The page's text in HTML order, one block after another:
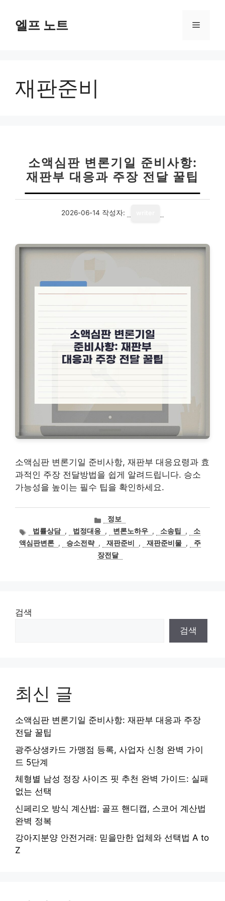
엘프 노트 메
재판준비
소액심판 변론기일 준비사항:
재판부 대응과 주장 전달 꿀팁
2026-06-14 작성자:
소액심판 변론기일 준비사항, 재판부 대응요령과 효
과적인 주장 전달방법을 쉽게 알려드립니다. 승소
가능성을 높이는 필수 팁을 확인하세요.
카
고
리
정보
태
그
법률상담 , 법정대응 , 변론노하우 , 소송팁 ,
소
액심판변론 , 승소전략 , 재판준비 , 재판준비물 ,
주
장전달
검색
검색
최신 글
소액심판 변론기일 준비사항: 재판부 대응과 주장
전달 꿀팁
광주상생카드 가맹점 등록, 사업자 신청 완벽 가이
드 5단계
체형별 남성 정장 사이즈 핏 추천 완벽 가이드: 실패
없는 선택
신페리오 방식 계산법: 골프 핸디캡, 스코어 계산법
완벽 정복
강아지분양 안전거래: 믿을만한 업체와 선택법 A to
Z